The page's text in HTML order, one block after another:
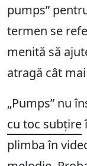
pumps”
termen se
menită să
atragă cât
„Pumps” nu
cu toc subțire
plimba în